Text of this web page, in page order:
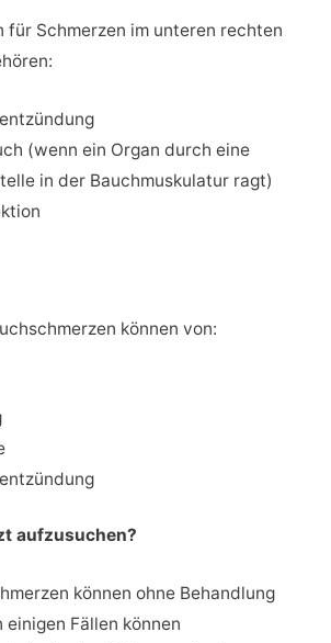
für Schmerzen im unteren rechten
(wenn ein Organ durch eine
in der Bauchmuskulatur ragt)
können von:
aufzusuchen?
können ohne Behandlung
Fällen können